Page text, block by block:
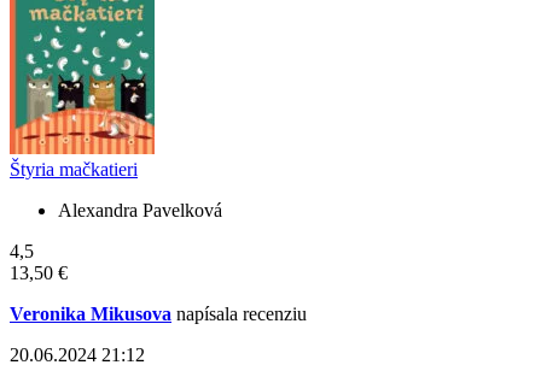
Štyria mačkatieri
Alexandra Pavelková
4,5
13,50 €
Veronika Mikusova napísala recenziu
20.06.2024 21:12